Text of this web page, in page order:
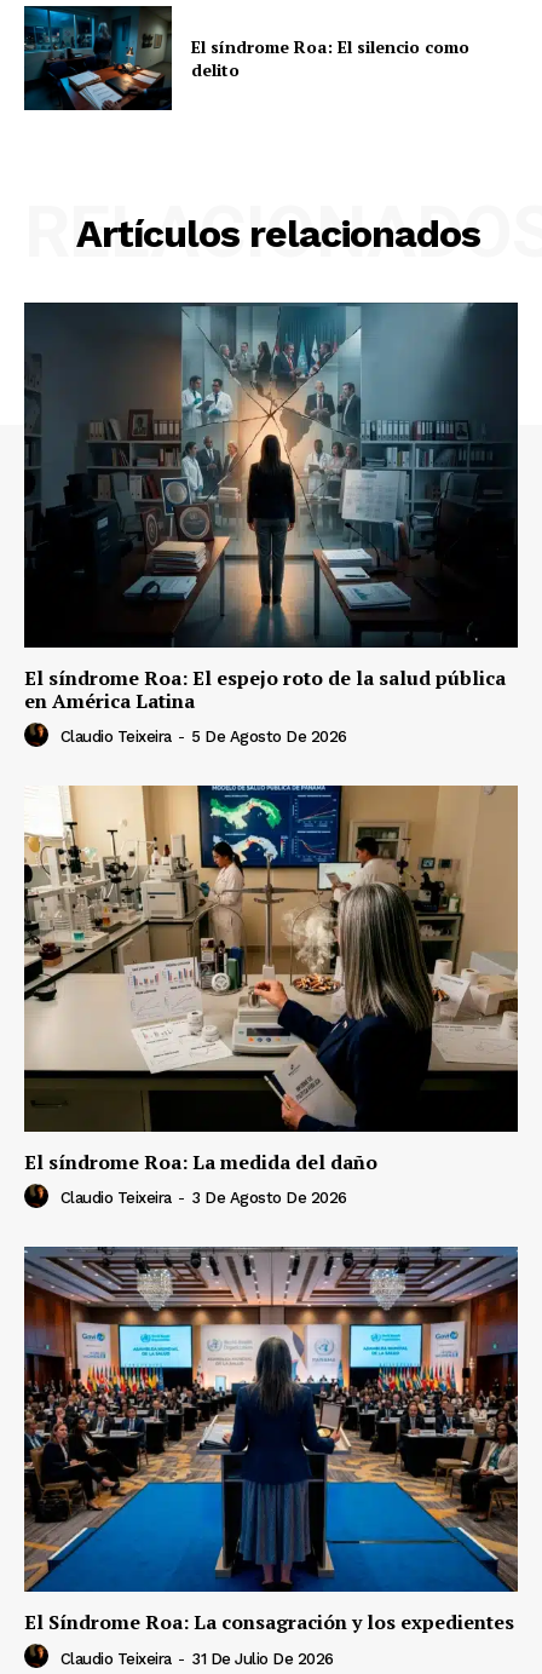
El síndrome Roa: El silencio como
delito
Artículos relacionados
El síndrome Roa: El espejo roto de la salud pública
en América Latina
Claudio Teixeira - 5 De Agosto De 2026
El síndrome Roa: La medida del daño
Claudio Teixeira - 3 De Agosto De 2026
El Síndrome Roa: La consagración y los expedientes
Claudio Teixeira - 31 De Julio De 2026